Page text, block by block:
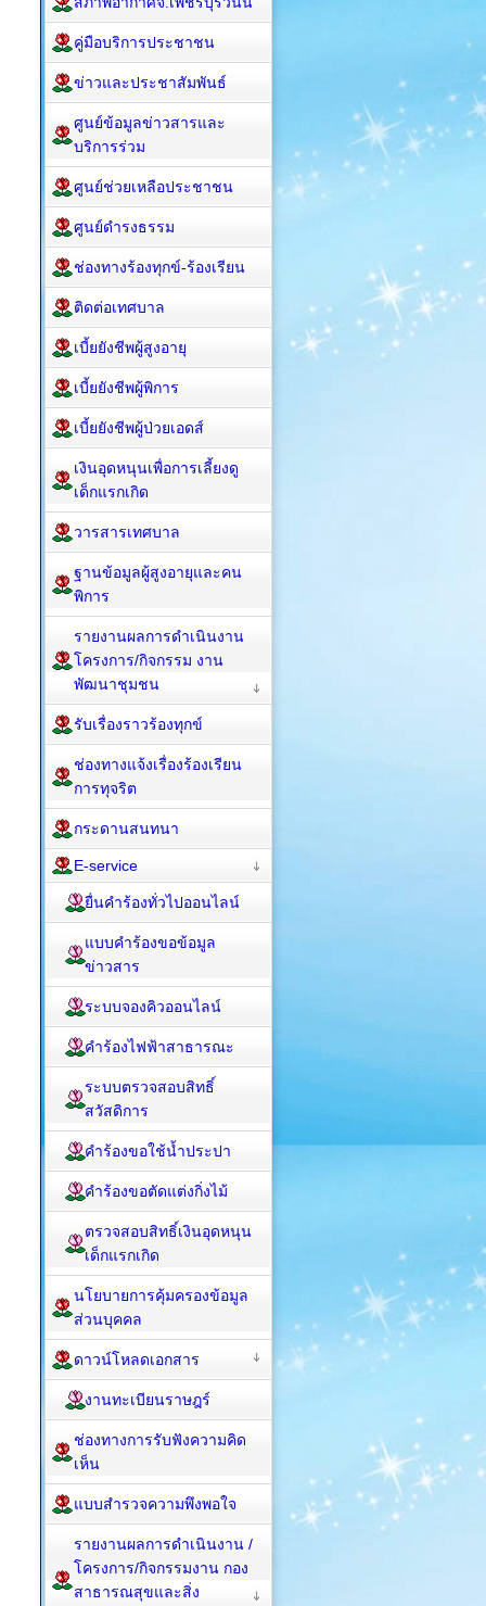
คู่มือบริการประชาชน
ข่าวและประชาสัมพันธ์
ศูนย์ข้อมูลข่าวสารและ
บริการร่วม
ศูนย์ช่วยเหลือประชาชน
ศูนย์ดำรงธรรม
ช่องทางร้องทุกข์-ร้องเรียน
ติดต่อเทศบาล
เบี้ยยังชีพผู้สูงอายุ
เบี้ยยังชีพผู้พิการ
เบี้ยยังชีพผู้ป่วยเอดส์
เงินอุดหนุนเพื่อการเลี้ยงดู
เด็กแรกเกิด
วารสารเทศบาล
ฐานข้อมูลผู้สูงอายุและคน
พิการ
รายงานผลการดำเนินงาน
โครงการ/กิจกรรม งาน
พัฒนาชุมชน
รับเรื่องราวร้องทุกข์
ช่องทางแจ้งเรื่องร้องเรียน
การทุจริต
กระดานสนทนา
E-service
ยื่นคำร้องทั่วไปออนไลน์
แบบคำร้องขอข้อมูล
ข่าวสาร
ระบบจองคิวออนไลน์
คำร้องไฟฟ้าสาธารณะ
ระบบตรวจสอบสิทธิ์
สวัสดิการ
คำร้องขอใช้น้ำประปา
คำร้องขอตัดแต่งกิ่งไม้
ตรวจสอบสิทธิ์เงินอุดหนุน
เด็กแรกเกิด
นโยบายการคุ้มครองข้อมูล
ส่วนบุคคล
ดาวน์โหลดเอกสาร
งานทะเบียนราษฎร์
ช่องทางการรับฟังความคิด
เห็น
แบบสำรวจความพึงพอใจ
รายงานผลการดำเนินงาน /
โครงการ/กิจกรรมงาน กอง
สาธารณสุขและสิ่ง